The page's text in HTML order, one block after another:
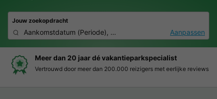
Jouw zoekopdracht
Aankomstdatum (Periode), 2 personen, 0 huisdierAanpassen
met eerlijke reviews
Boek eenvoudig en zonder stress
Duidelijke prijzen, moeiteloos boeken en